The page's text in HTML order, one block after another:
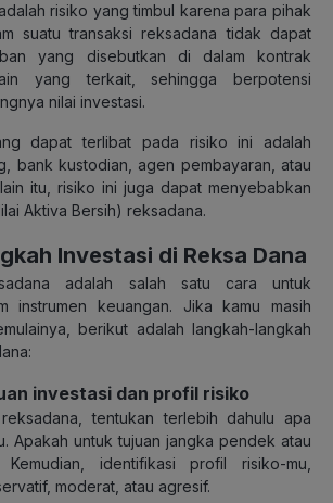
risiko yang timbul karena para pihak
suatu transaksi reksadana tidak dapat
yang disebutkan di dalam kontrak
yang terkait, sehingga berpotensi
nilai investasi.
dapat terlibat pada risiko ini adalah
bank kustodian, agen pembayaran, atau
itu, risiko ini juga dapat menyebabkan
Aktiva Bersih) reksadana.
Investasi di Reksa Dana
adalah salah satu cara untuk
instrumen keuangan. Jika kamu masih
berikut adalah langkah-langkah
investasi dan profil risiko
tentukan terlebih dahulu apa
Apakah untuk tujuan jangka pendek atau
identifikasi profil risiko-mu,
moderat, atau agresif.